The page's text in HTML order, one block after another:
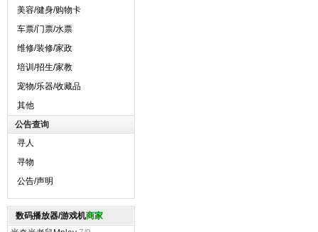
美容/健身/购物卡
车票/门票/水票
维修/装修/家政
培训/招生/家教
宠物/乐器/收藏品
其他
公告查询
寻人
寻物
公告/声明
数码播放器/游戏机商家